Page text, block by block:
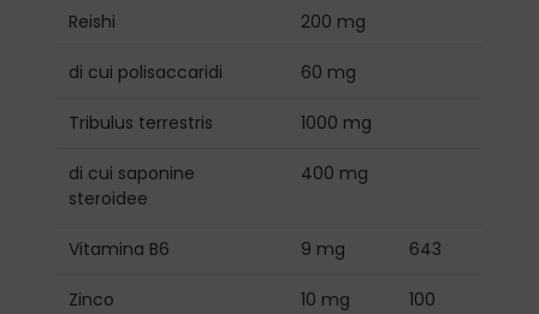
Reishi 200 mg
di cui polisaccaridi 60 mg
Tribulus terrestris 1000 mg
di cui saponine
steroidee
400 mg
Vitamina B6 9 mg 643
Zinco 10 mg 100